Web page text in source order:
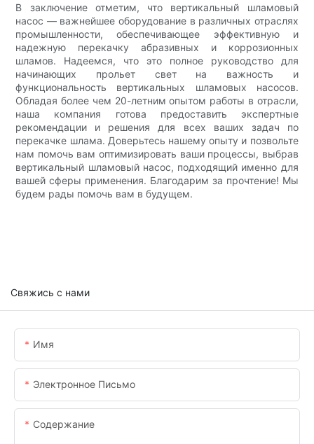
В заключение отметим, что вертикальный шламовый
насос — важнейшее оборудование в различных отраслях
промышленности, обеспечивающее эффективную и
надежную перекачку абразивных и коррозионных
шламов. Надеемся, что это полное руководство для
начинающих прольет свет на важность и
функциональность вертикальных шламовых насосов.
Обладая более чем 20-летним опытом работы в отрасли,
наша компания готова предоставить экспертные
рекомендации и решения для всех ваших задач по
перекачке шлама. Доверьтесь нашему опыту и позвольте
нам помочь вам оптимизировать ваши процессы, выбрав
вертикальный шламовый насос, подходящий именно для
вашей сферы применения. Благодарим за прочтение! Мы
будем рады помочь вам в будущем.
Свяжись с нами
Имя
Электронное Письмо
Содержание